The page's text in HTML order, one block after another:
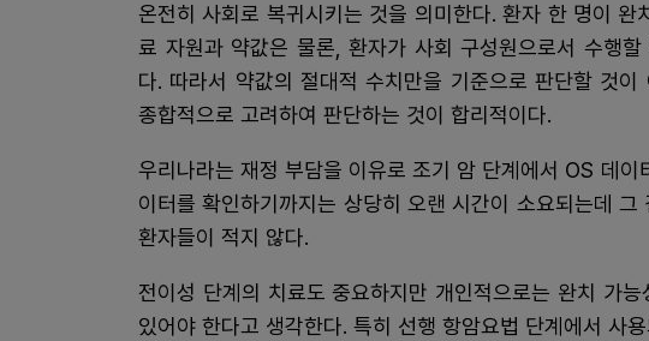
온전히 사회로 복귀시키는 것을 의미한다. 환자 한 명이 완
료 자원과 약값은 물론, 환자가 사회 구성원으로서 수행
다. 따라서 약값의 절대적 수치만을 기준으로 판단할 것
종합적으로 고려하여 판단하는 것이 합리적이다.
우리나라는 재정 부담을 이유로 조기 암 단계에서 OS 데이
이터를 확인하기까지는 상당히 오랜 시간이 소요되는데
환자들이 적지 않다.
전이성 단계의 치료도 중요하지만 개인적으로는 완치 가
있어야 한다고 생각한다. 특히 선행 항암요법 단계에서 사